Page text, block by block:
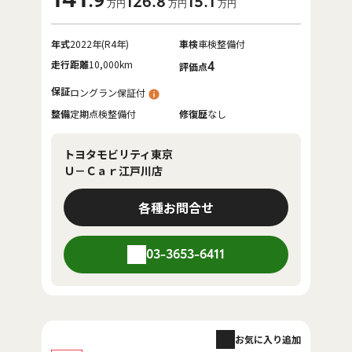
万円 万円 万円
年式2022年(R4年) 車検車検整備付
走行距離10,000km 評価点4
保証ロングラン保証付
整備定期点検整備付 修復歴なし
トヨタモビリティ東京
Ｕ－Ｃａｒ江戸川店
各種お問合せ
03-3653-6411
お気に入り追加